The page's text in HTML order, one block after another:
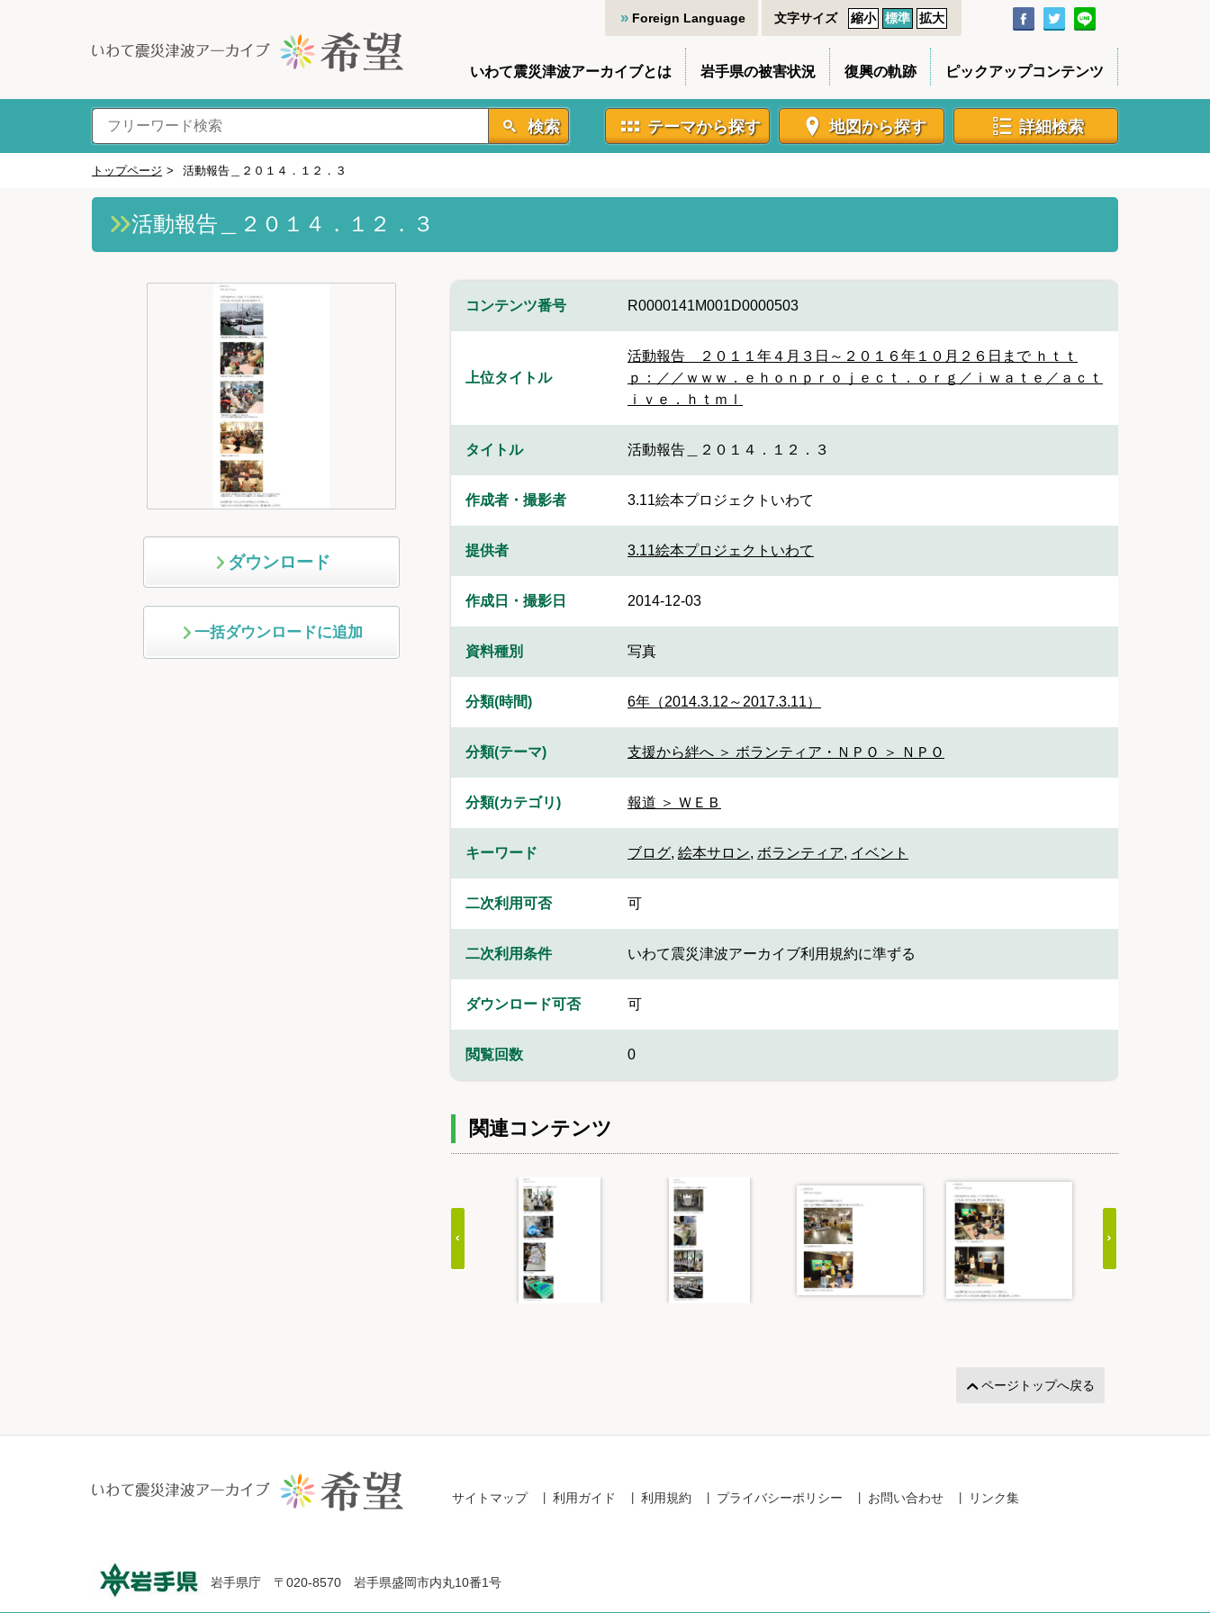
Foreign Language 文字サイズ 縮小 標準 拡大
いわて震災津波アーカイブとは 岩手県の被害状況 復興の軌跡 ピックアップコンテンツ
検索 テーマから探す 地図から探す 詳細検索
トップページ > 活動報告＿２０１４．１２．３
活動報告＿２０１４．１２．３
ダウンロード
一括ダウンロードに追加
コンテンツ番号 R0000141M001D0000503
上位タイトル
活動報告 ２０１１年４月３日～２０１６年１０月２６日まで ｈｔｔ
ｐ：／／ｗｗｗ．ｅｈｏｎｐｒｏｊｅｃｔ．ｏｒｇ／ｉｗａｔｅ／ａｃｔ
ｉｖｅ．ｈｔｍｌ
タイトル 活動報告＿２０１４．１２．３
作成者・撮影者 3.11絵本プロジェクトいわて
提供者 3.11絵本プロジェクトいわて
作成日・撮影日 2014-12-03
資料種別 写真
分類(時間) 6年（2014.3.12～2017.3.11）
分類(テーマ) 支援から絆へ ＞ ボランティア・ＮＰＯ ＞ ＮＰＯ
分類(カテゴリ) 報道 ＞ ＷＥＢ
キーワード ブログ, 絵本サロン, ボランティア, イベント
二次利用可否 可
二次利用条件 いわて震災津波アーカイブ利用規約に準ずる
ダウンロード可否 可
閲覧回数 0
関連コンテンツ
ページトップへ戻る
サイトマップ 利用ガイド 利用規約 プライバシーポリシー お問い合わせ リンク集
岩手県庁 〒020-8570 岩手県盛岡市内丸10番1号